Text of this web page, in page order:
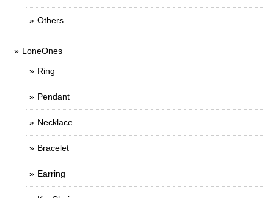
Others
LoneOnes
Ring
Pendant
Necklace
Bracelet
Earring